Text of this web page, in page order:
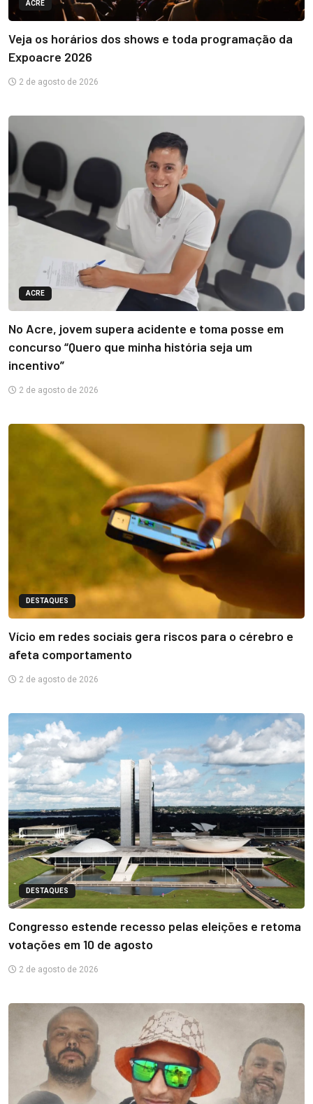
ACRE
Veja os horários dos shows e toda programação da
Expoacre 2026
2 de agosto de 2026
ACRE
No Acre, jovem supera acidente e toma posse em
concurso “Quero que minha história seja um
incentivo”
2 de agosto de 2026
DESTAQUES
Vício em redes sociais gera riscos para o cérebro e
afeta comportamento
2 de agosto de 2026
DESTAQUES
Congresso estende recesso pelas eleições e retoma
votações em 10 de agosto
2 de agosto de 2026